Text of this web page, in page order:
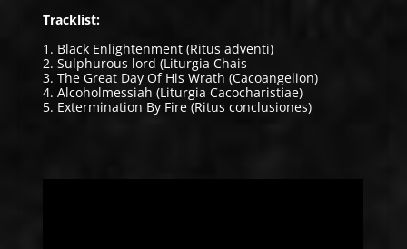
Tracklist:
1. Black Enlightenment (Ritus adventi)
2. Sulphurous lord (Liturgia Chais
3. The Great Day Of His Wrath (Cacoangelion)
4. Alcoholmessiah (Liturgia Cacocharistiae)
5. Extermination By Fire (Ritus conclusiones)